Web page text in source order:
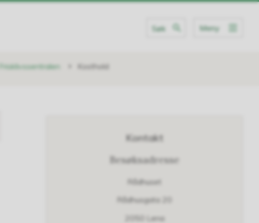
Søk Meny
Frisklivssentralen Kosthold
Kontakt
Besøksadresse
Rådhuset
Rådhusgata 20
2050 Lena